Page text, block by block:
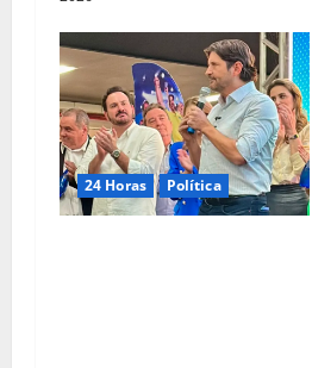
24 Horas Política